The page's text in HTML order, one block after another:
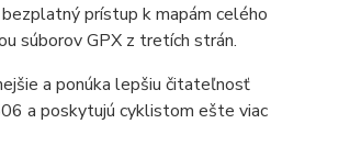
prístup k mapám celého
súborov GPX z tretích strán.
a ponúka lepšiu čitateľnosť
a poskytujú cyklistom ešte viac